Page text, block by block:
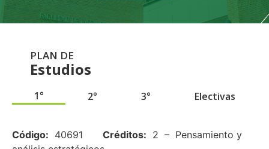
PLAN DE
Estudios
1° 2° 3° Electivas
Código: 40691 Créditos: 2 – Pensamiento y